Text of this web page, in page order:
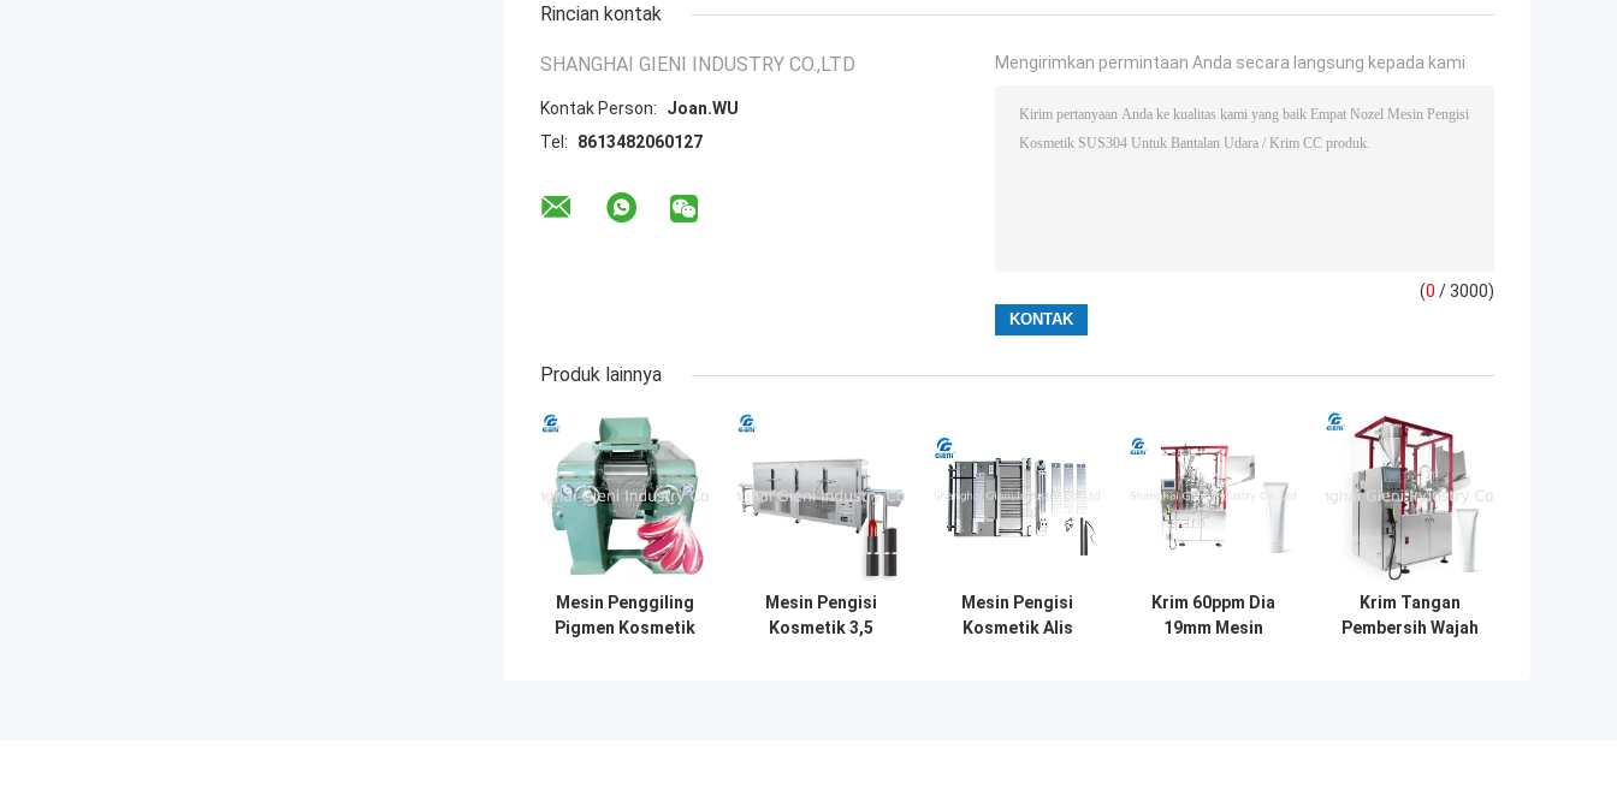
Rincian kontak
SHANGHAI GIENI INDUSTRY CO.,LTD
Kontak Person:
Joan.WU
Tel:
8613482060127
Mengirimkan permintaan Anda secara langsung kepada kami
(0 / 3000)
Produk lainnya
Mesin Penggiling
Pigmen Kosmetik
Mesin Pengisi
Kosmetik 3,5
Mesin Pengisi
Kosmetik Alis
Krim 60ppm Dia
19mm Mesin
Krim Tangan
Pembersih Wajah